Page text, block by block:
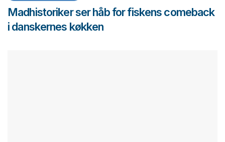
Madhistoriker ser håb for fiskens comeback
i danskernes køkken